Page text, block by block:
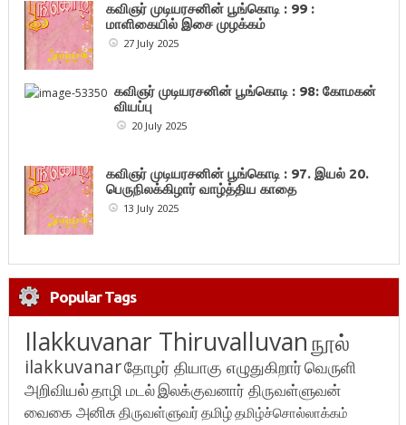
கவிஞர் முடியரசனின் பூங்கொடி : 99 :
மாளிகையில் இசை முழக்கம்
27 July 2025
கவிஞர் முடியரசனின் பூங்கொடி : 98: கோமகன்
வியப்பு
20 July 2025
கவிஞர் முடியரசனின் பூங்கொடி : 97. இயல் 20.
பெருநிலக்கிழார் வாழ்த்திய காதை
13 July 2025
Popular Tags
Ilakkuvanar Thiruvalluvanநூல்
ilakkuvanarதோழர் தியாகு எழுதுகிறார்வெருளி
அறிவியல்தாழி மடல்இலக்குவனார் திருவள்ளுவன்
வைகை அனிசுதிருவள்ளுவர்தமிழ்தமிழ்ச்சொல்லாக்கம்